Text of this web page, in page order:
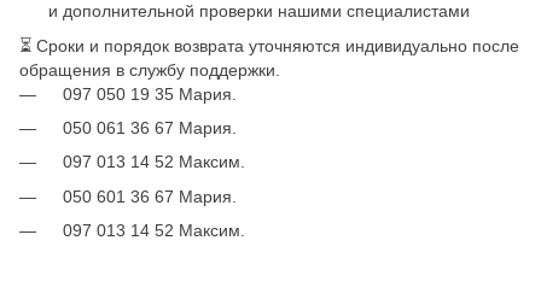
и дополнительной проверки нашими специалистами
⏳ Сроки и порядок возврата уточняются индивидуально после
обращения в службу поддержки.
097 050 19 35 Мария.
050 061 36 67 Мария.
097 013 14 52 Максим.
050 601 36 67 Мария.
097 013 14 52 Максим.